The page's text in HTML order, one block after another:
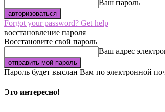
Ваш пароль
Forgot your password? Get help
восстановление пароля
Восстановите свой пароль
Ваш адрес
Пароль будет выслан Вам по электронной
Это интересно!